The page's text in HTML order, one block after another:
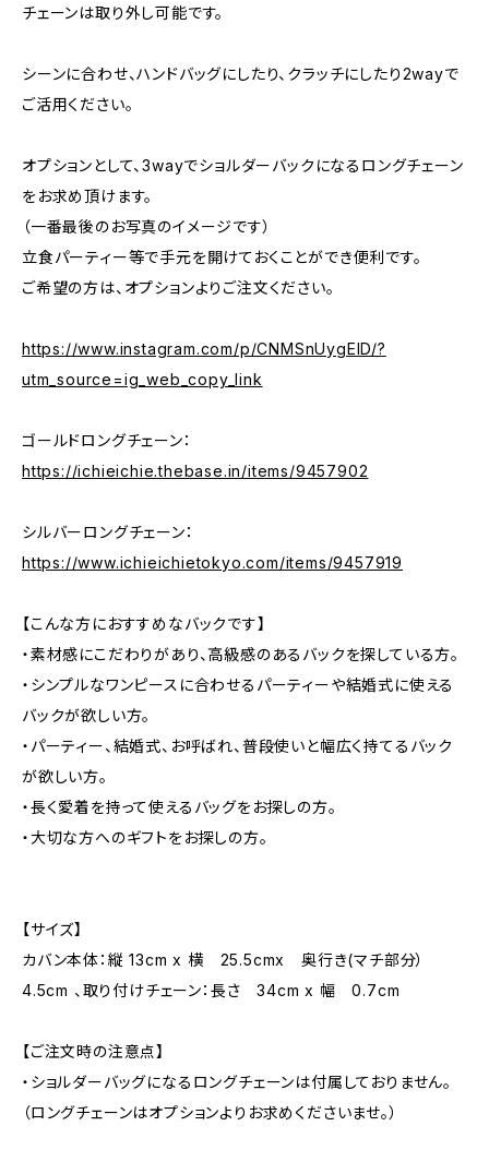
チェーンは取り外し可能です。
シーンに合わせ、ハンドバッグにしたり、クラッチにしたり2wayで
ご活用ください。
オプションとして、3wayでショルダーバックになるロングチェーン
をお求め頂けます。
（一番最後のお写真のイメージです）
立食パーティー等で手元を開けておくことができ便利です。
ご希望の方は、オプションよりご注文ください。
https://www.instagram.com/p/CNMSnUygElD/?
utm_source=ig_web_copy_link
ゴールドロングチェーン：
https://ichieichie.thebase.in/items/9457902
シルバーロングチェーン：
https://www.ichieichietokyo.com/items/9457919
【こんな方におすすめなバックです】
・素材感にこだわりがあり、高級感のあるバックを探している方。
・シンプルなワンピースに合わせるパーティーや結婚式に使える
バックが欲しい方。
・パーティー、結婚式、お呼ばれ、普段使いと幅広く持てるバック
が欲しい方。
・長く愛着を持って使えるバッグをお探しの方。
・大切な方へのギフトをお探しの方。
【サイズ】
カバン本体：縦 13cm x 横 25.5cmx 奥行き(マチ部分）
4.5cm 、取り付けチェーン：長さ 34cm x 幅 0.7cm
【ご注文時の注意点】
・ショルダーバッグになるロングチェーンは付属しておりません。
（ロングチェーンはオプションよりお求めくださいませ。）